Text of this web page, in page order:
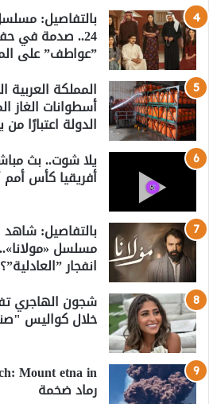
24.. صدمة في
”عواطف” على
المملكة
أسطوانات
الدولة اعتبارًا من
يلا شوت.. بث
أفريقيا كأس أمم
مسلسل
انفجار ”العادلية”؟
شجون الهاجري
خلال كواليس
رماد ضخمة